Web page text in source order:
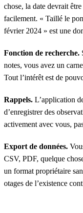
chose, la date devrait
facilement. « Taillé le
février 2024 » est une
Fonction de recherche.
notes, vous avez un
Tout l’intérêt est de
Rappels. L’application
d’enregistrer des
activement avec vous,
Export de données.
CSV, PDF, quelque
un format propriétaire
otages de l’existence